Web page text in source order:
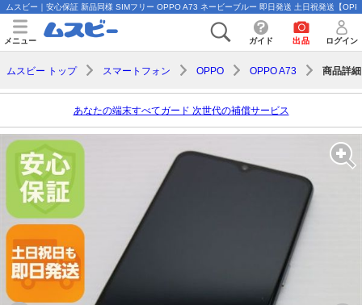
ムスビー｜安心保証 新品同様 SIMフリー OPPO A73 ネービーブルー 即日発送 土日祝発送【
メニュー ガイド 出品 ログイン
ムスビー トップ スマートフォン OPPO OPPO A73 商品詳細
あなたの端末すべてガード 次世代の補償サービス